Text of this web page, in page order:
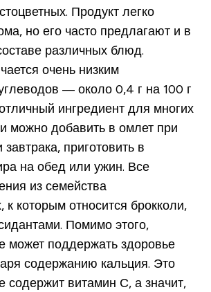
Продукт легко
но его часто предлагают и в
различных блюд.
очень низким
— около 0,4 г на 100 г
ингредиент для многих
можно добавить в омлет при
приготовить в
на обед или ужин. Все
из семейства
к которым относится брокколи,
Помимо этого,
может поддержать здоровье
содержанию кальция. Это
содержит витамин С, а значит,